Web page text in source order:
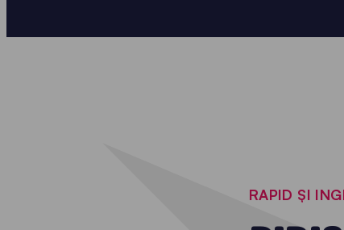
RAPID ȘI